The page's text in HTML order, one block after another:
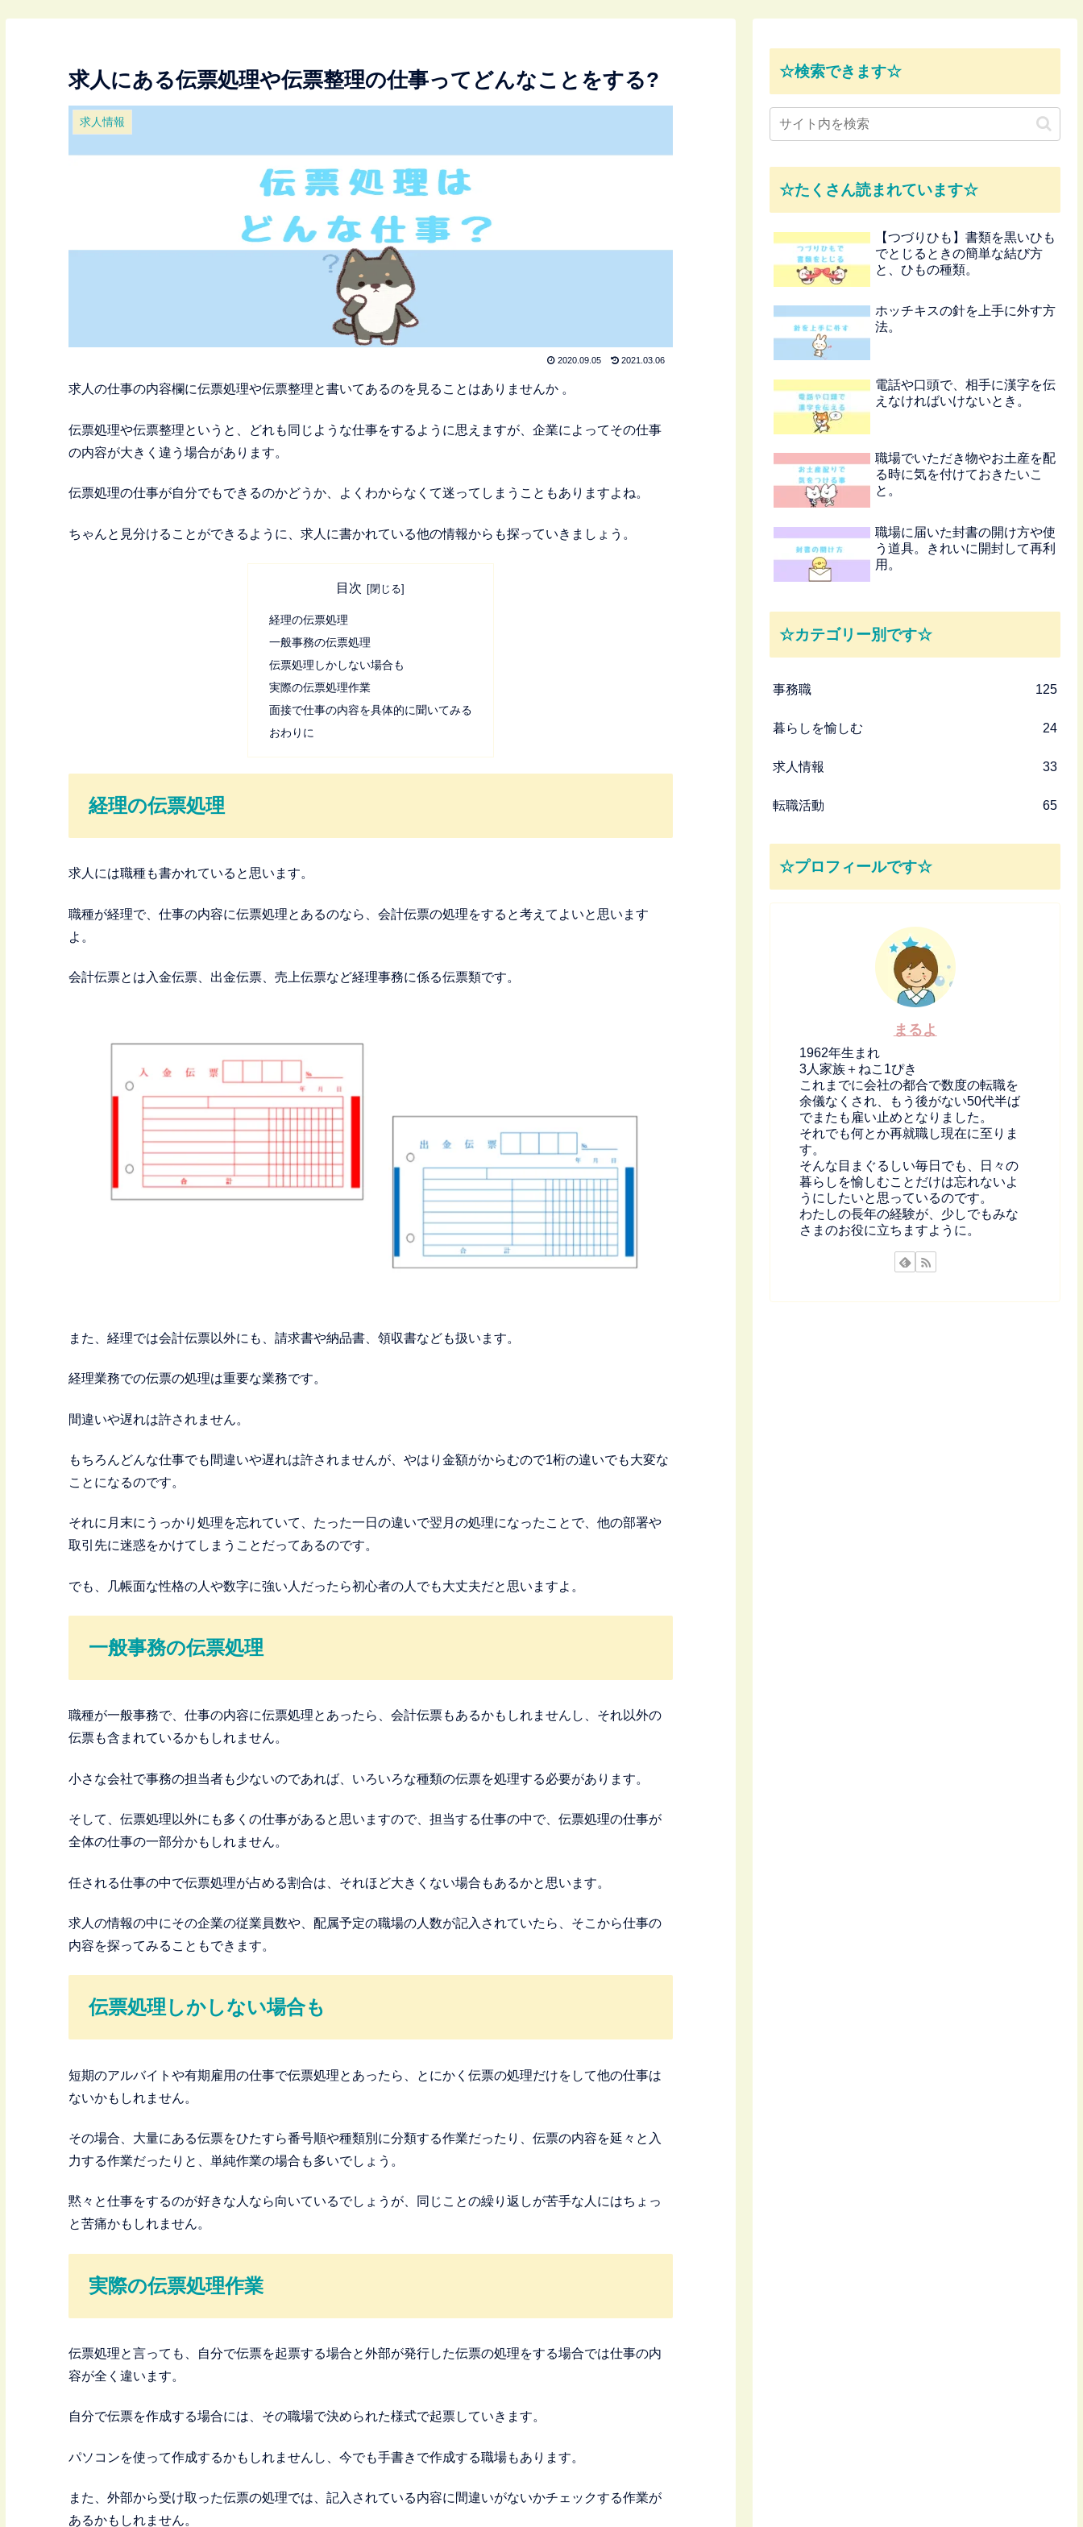
求人にある伝票処理や伝票整理の仕事ってどんなことをする?
求人情報
2020.09.05 2021.03.06
求人の仕事の内容欄に伝票処理や伝票整理と書いてあるのを見ることはありませんか 。
伝票処理や伝票整理というと、どれも同じような仕事をするように思えますが、企業によってその仕事
の内容が大きく違う場合があります。
伝票処理の仕事が自分でもできるのかどうか、よくわからなくて迷ってしまうこともありますよね。
ちゃんと見分けることができるように、求人に書かれている他の情報からも探っていきましょう。
目次
経理の伝票処理
一般事務の伝票処理
伝票処理しかしない場合も
実際の伝票処理作業
面接で仕事の内容を具体的に聞いてみる
おわりに
経理の伝票処理
求人には職種も書かれていると思います。
職種が経理で、仕事の内容に伝票処理とあるのなら、会計伝票の処理をすると考えてよいと思います
よ。
会計伝票とは入金伝票、出金伝票、売上伝票など経理事務に係る伝票類です。
また、経理では会計伝票以外にも、請求書や納品書、領収書なども扱います。
経理業務での伝票の処理は重要な業務です。
間違いや遅れは許されません。
もちろんどんな仕事でも間違いや遅れは許されませんが、やはり金額がからむので1桁の違いでも大変な
ことになるのです。
それに月末にうっかり処理を忘れていて、たった一日の違いで翌月の処理になったことで、他の部署や
取引先に迷惑をかけてしまうことだってあるのです。
でも、几帳面な性格の人や数字に強い人だったら初心者の人でも大丈夫だと思いますよ。
一般事務の伝票処理
職種が一般事務で、仕事の内容に伝票処理とあったら、会計伝票もあるかもしれませんし、それ以外の
伝票も含まれているかもしれません。
小さな会社で事務の担当者も少ないのであれば、いろいろな種類の伝票を処理する必要があります。
そして、伝票処理以外にも多くの仕事があると思いますので、担当する仕事の中で、伝票処理の仕事が
全体の仕事の一部分かもしれません。
任される仕事の中で伝票処理が占める割合は、それほど大きくない場合もあるかと思います。
求人の情報の中にその企業の従業員数や、配属予定の職場の人数が記入されていたら、そこから仕事の
内容を探ってみることもできます。
伝票処理しかしない場合も
短期のアルバイトや有期雇用の仕事で伝票処理とあったら、とにかく伝票の処理だけをして他の仕事は
ないかもしれません。
その場合、大量にある伝票をひたすら番号順や種類別に分類する作業だったり、伝票の内容を延々と入
力する作業だったりと、単純作業の場合も多いでしょう。
黙々と仕事をするのが好きな人なら向いているでしょうが、同じことの繰り返しが苦手な人にはちょっ
と苦痛かもしれません。
実際の伝票処理作業
伝票処理と言っても、自分で伝票を起票する場合と外部が発行した伝票の処理をする場合では仕事の内
容が全く違います。
自分で伝票を作成する場合には、その職場で決められた様式で起票していきます。
パソコンを使って作成するかもしれませんし、今でも手書きで作成する職場もあります。
また、外部から受け取った伝票の処理では、記入されている内容に間違いがないかチェックする作業が
あるかもしれません。
☆検索できます☆
☆たくさん読まれています☆
【つづりひも】書類を黒いひも
でとじるときの簡単な結び方
と、ひもの種類。
ホッチキスの針を上手に外す方
法。
電話や口頭で、相手に漢字を伝
えなければいけないとき。
職場でいただき物やお土産を配
る時に気を付けておきたいこ
と。
職場に届いた封書の開け方や使
う道具。きれいに開封して再利
用。
☆カテゴリー別です☆
事務職 125
暮らしを愉しむ 24
求人情報 33
転職活動 65
☆プロフィールです☆
まるよ
1962年生まれ
3人家族＋ねこ1ぴき
これまでに会社の都合で数度の転職を
余儀なくされ、もう後がない50代半ば
でまたも雇い止めとなりました。
それでも何とか再就職し現在に至りま
す。
そんな目まぐるしい毎日でも、日々の
暮らしを愉しむことだけは忘れないよ
うにしたいと思っているのです。
わたしの長年の経験が、少しでもみな
さまのお役に立ちますように。